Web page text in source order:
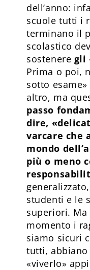
dell’anno:
scuole tutti i
terminano il
scolastico
sostenere gli
Prima o poi,
sotto
altro, ma
passo
dire,
varcare che
mondo
più o meno
studenti e le
superiori.
momento i
siamo sicuri
tutti,
«viverlo»